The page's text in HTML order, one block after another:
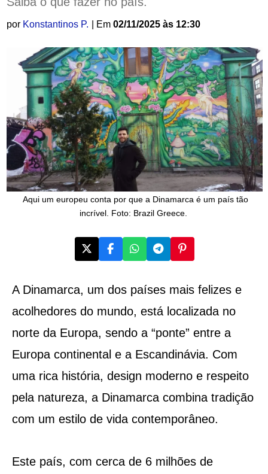
por Konstantinos P. | Em 02/11/2025 às 12:30
Aqui um europeu conta por que a Dinamarca é um país tão
incrível. Foto: Brazil Greece.
A Dinamarca, um dos países mais felizes e
acolhedores do mundo, está localizada no
norte da Europa, sendo a “ponte” entre a
Europa continental e a Escandinávia. Com
uma rica história, design moderno e respeito
pela natureza, a Dinamarca combina tradição
com um estilo de vida contemporâneo.
Este país, com cerca de 6 milhões de